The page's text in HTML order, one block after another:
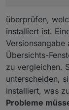
überprüfen,
installiert ist.
Versionsangabe
Übersichts-
zu vergleichen.
unterscheiden,
installiert, was
Probleme